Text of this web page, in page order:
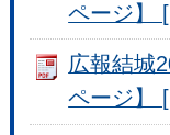
ページ】
広報結城
ページ】